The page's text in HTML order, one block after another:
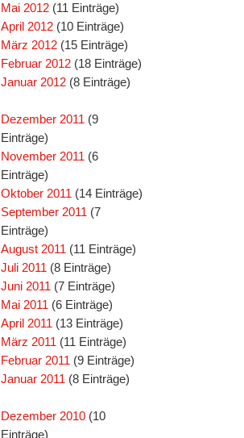
Mai 2012 (11 Einträge)
April 2012 (10 Einträge)
März 2012 (15 Einträge)
Februar 2012 (18 Einträge)
Januar 2012 (8 Einträge)
Dezember 2011 (9
Einträge)
November 2011 (6
Einträge)
Oktober 2011 (14 Einträge)
September 2011 (7
Einträge)
August 2011 (11 Einträge)
Juli 2011 (8 Einträge)
Juni 2011 (7 Einträge)
Mai 2011 (6 Einträge)
April 2011 (13 Einträge)
März 2011 (11 Einträge)
Februar 2011 (9 Einträge)
Januar 2011 (8 Einträge)
Dezember 2010 (10
Einträge)